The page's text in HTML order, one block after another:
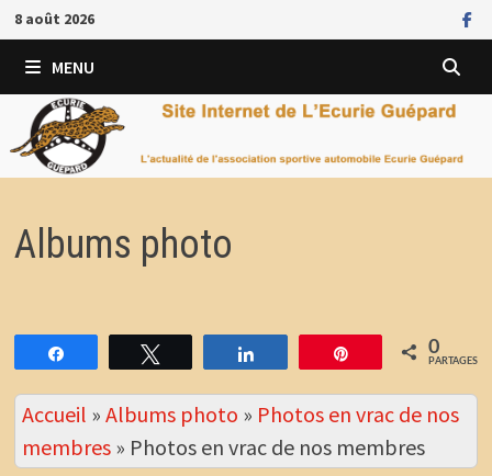
Passer
au
contenu
8 août 2026
MENU
Albums photo
Épingle 0
PARTAGES
Accueil » Albums photo » Photos en vrac de nos
membres» Photos en vrac de nos membres